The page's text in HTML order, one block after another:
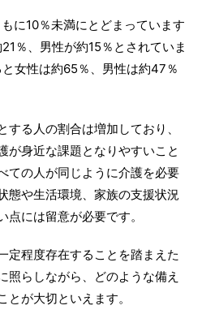
に10％未満にとどまっています
％、男性が約15％とされていま
女性は約65％、男性は約47％
る人の割合は増加しており、
が身近な課題となりやすいこと
ての人が同じように介護を必要
態や生活環境、家族の支援状況
には留意が必要です。
定程度存在することを踏まえた
照らしながら、どのような備え
が大切といえます。